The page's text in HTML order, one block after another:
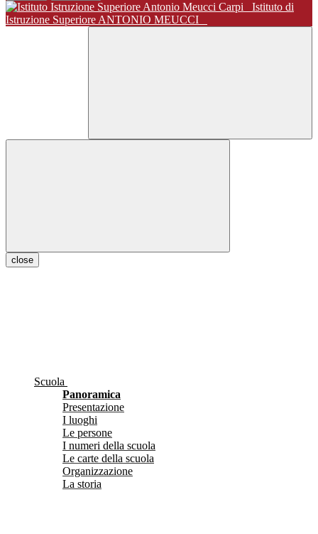
Istituto di
Istruzione Superiore ANTONIO MEUCCI
close
Scuola
Panoramica
Presentazione
I luoghi
Le persone
I numeri della scuola
Le carte della scuola
Organizzazione
La storia